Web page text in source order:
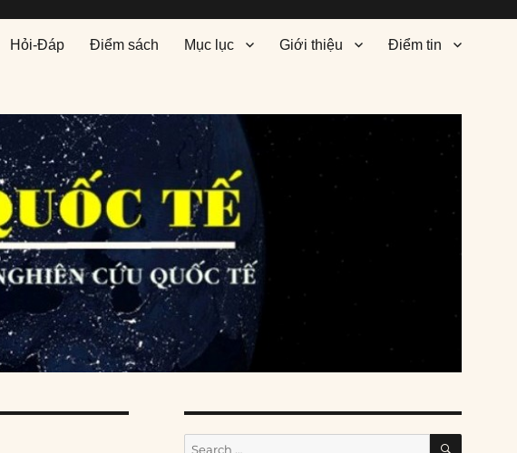
Hỏi-Đáp Điểm sách Mục lục Giới thiệu Điểm tin
Search
SEARCH